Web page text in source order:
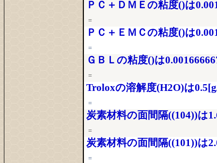
ＰＣ＋ＤＭＥの粘度()は
=
ＰＣ＋ＥＭＣの粘度()は
=
ＧＢＬの粘度()は
=
Troloxの溶解度(H2O)は
=
炭素材料の面間隔((104))は
=
炭素材料の面間隔((101))は
=